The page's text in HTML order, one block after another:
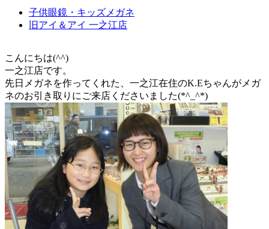
子供眼鏡・キッズメガネ
旧アイ＆アイ 一之江店
こんにちは(^^)
一之江店です。
先日メガネを作ってくれた、一之江在住のK.Eちゃんがメガ
ネのお引き取りにご来店くださいました(*^_^*)